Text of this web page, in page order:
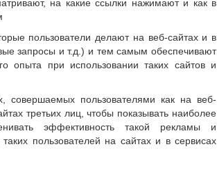
на какие ссылки нажимают и как в
пользователи делают на веб-сайтах и в
запросы и т.д.) и тем самым обеспечивают
опыта при использовании таких сайтов и
пользователями как на веб-
третьих лиц, чтобы показывать наиболее
эффективность такой рекламы и
пользователей на сайтах и в сервисах